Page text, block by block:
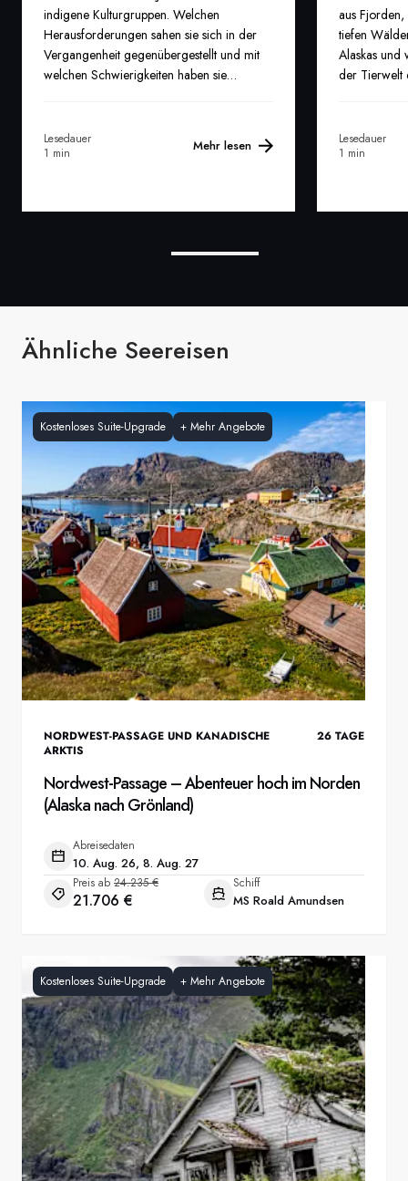
indigene Kulturgruppen. Welchen
Herausforderungen sahen sie sich in der
Vergangenheit gegenübergestellt und mit
welchen Schwierigkeiten haben sie
Lesedauer
1 min
Mehr lesen
aus
tiefen
Alaskas
der Tierwelt
Lesedauer
1 min
Ähnliche Seereisen
Kostenloses Suite-Upgrade + Mehr Angebote
NORDWEST-PASSAGE UND KANADISCHE
ARKTIS
26 TAGE
Nordwest-Passage – Abenteuer hoch im Norden
(Alaska nach Grönland)
Abreisedaten
10. Aug. 26, 8. Aug. 27
Preis ab 24.235 €
21.706 €
Schiff
MS Roald Amundsen
Kostenloses Suite-Upgrade + Mehr Angebote